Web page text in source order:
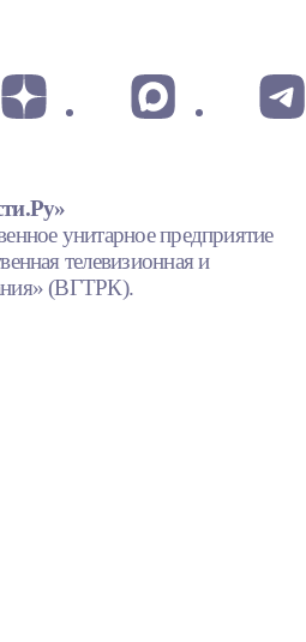
унитарное предприятие
телевизионная и
(ВГТРК).